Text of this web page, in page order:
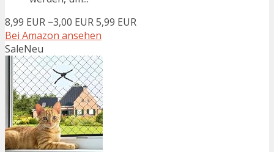
8,99 EUR −3,00 EUR5,99 EUR
Bei Amazon ansehen
SaleNeu